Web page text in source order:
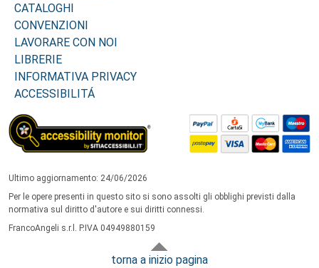
CATALOGHI
CONVENZIONI
LAVORARE CON NOI
LIBRERIE
INFORMATIVA PRIVACY
ACCESSIBILITÁ
Ultimo aggiornamento: 24/06/2026
Per le opere presenti in questo sito si sono assolti gli obblighi previsti dalla
normativa sul diritto d'autore e sui diritti connessi.
FrancoAngeli s.r.l. P.IVA 04949880159
torna a inizio pagina